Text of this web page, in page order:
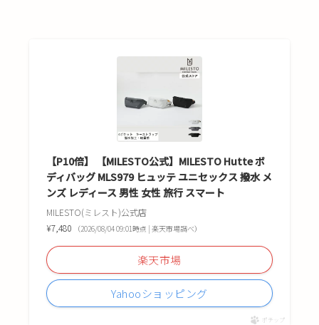
【P10倍】 【MILESTO公式】MILESTO Hutte ボ
ディバッグ MLS979 ヒュッテ ユニセックス 撥水 メ
ンズ レディース 男性 女性 旅行 スマート
MILESTO(ミレスト)公式店
¥7,480
（2026/08/04 09:01時点 | 楽天市場調べ）
楽天市場
Yahooショッピング
ポチップ